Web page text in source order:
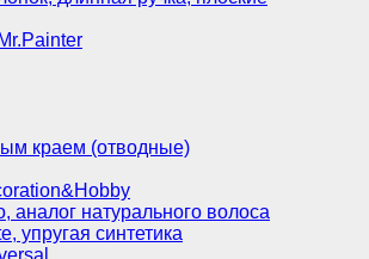
краем (отводные)
аналог натурального волоса
упругая синтетика